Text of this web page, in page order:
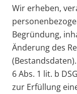
Wir erheben,
Begründung,
Änderung des
6 Abs. 1 lit. b
zur Erfüllung